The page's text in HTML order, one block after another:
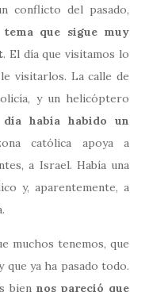
conflicto del pasado,
que sigue muy
. El día que visitamos lo
visitarlos. La calle de
y un helicóptero
día había habido un
católica apoya a
a Israel. Había una
y, aparentemente, a
muchos tenemos, que
ya ha pasado todo.
bien nos pareció que